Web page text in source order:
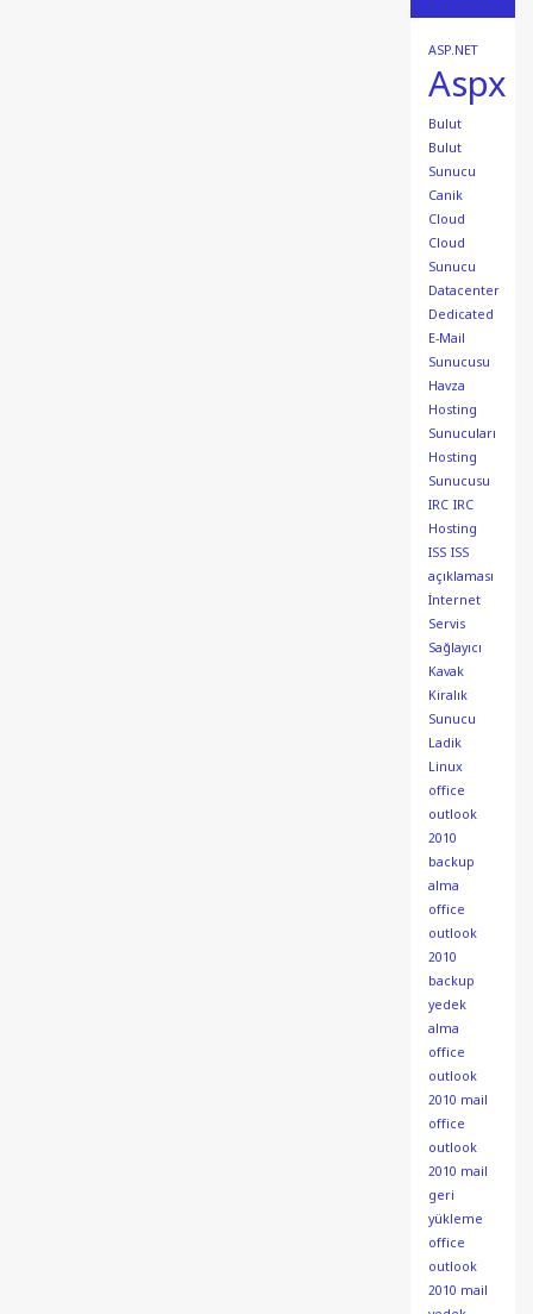
ASP.NET
Aspx
Bulut
Bulut
Sunucu
Canik
Cloud
Cloud
Sunucu
Datacenter
Dedicated
E-Mail
Sunucusu
Havza
Hosting
Sunucuları
Hosting
Sunucusu
IRC IRC
Hosting
ISS ISS
açıklaması
İnternet
Servis
Sağlayıcı
Kavak
Kiralık
Sunucu
Ladik
Linux
office
outlook
2010
backup
alma
office
outlook
2010
backup
yedek
alma
office
outlook
2010 mail
office
outlook
2010 mail
geri
yükleme
office
outlook
2010 mail